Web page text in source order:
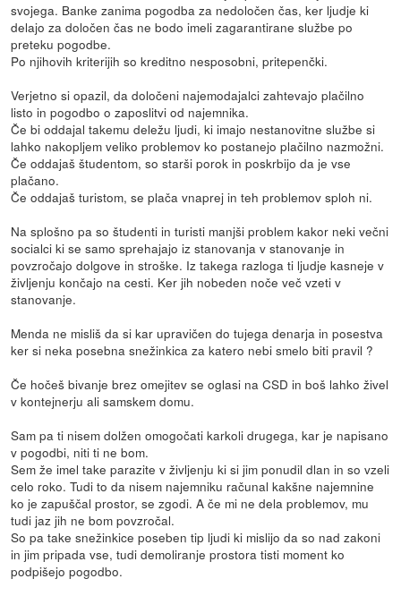
svojega. Banke zanima pogodba za nedoločen čas, ker ljudje ki
delajo za določen čas ne bodo imeli zagarantirane službe po
preteku pogodbe.
Po njihovih kriterijih so kreditno nesposobni, pritepenčki.
Verjetno si opazil, da določeni najemodajalci zahtevajo plačilno
listo in pogodbo o zaposlitvi od najemnika.
Če bi oddajal takemu deležu ljudi, ki imajo nestanovitne službe si
lahko nakopljem veliko problemov ko postanejo plačilno nazmožni.
Če oddajaš študentom, so starši porok in poskrbijo da je vse
plačano.
Če oddajaš turistom, se plača vnaprej in teh problemov sploh ni.
Na splošno pa so študenti in turisti manjši problem kakor neki večni
socialci ki se samo sprehajajo iz stanovanja v stanovanje in
povzročajo dolgove in stroške. Iz takega razloga ti ljudje kasneje v
življenju končajo na cesti. Ker jih nobeden noče več vzeti v
stanovanje.
Menda ne misliš da si kar upravičen do tujega denarja in posestva
ker si neka posebna snežinkica za katero nebi smelo biti pravil ?
Če hočeš bivanje brez omejitev se oglasi na CSD in boš lahko živel
v kontejnerju ali samskem domu.
Sam pa ti nisem dolžen omogočati karkoli drugega, kar je napisano
v pogodbi, niti ti ne bom.
Sem že imel take parazite v življenju ki si jim ponudil dlan in so vzeli
celo roko. Tudi to da nisem najemniku računal kakšne najemnine
ko je zapuščal prostor, se zgodi. A če mi ne dela problemov, mu
tudi jaz jih ne bom povzročal.
So pa take snežinkice poseben tip ljudi ki mislijo da so nad zakoni
in jim pripada vse, tudi demoliranje prostora tisti moment ko
podpišejo pogodbo.